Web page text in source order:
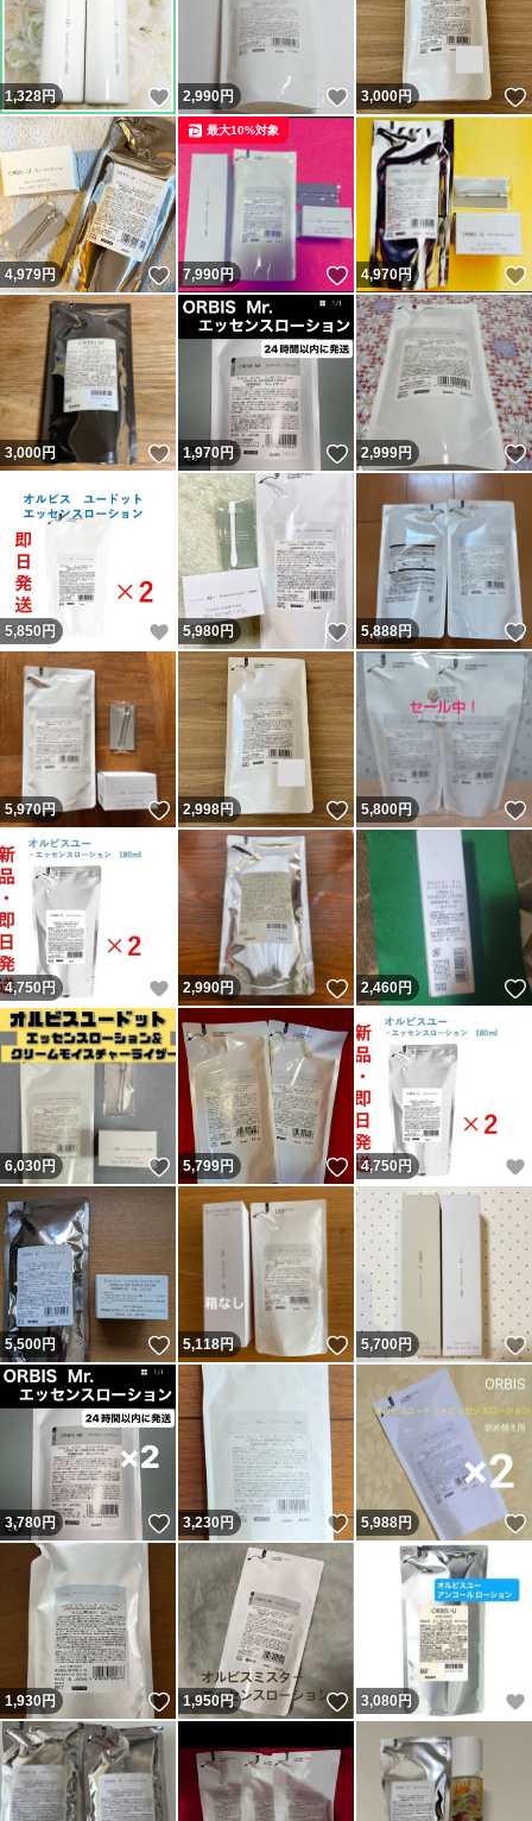
1,328円 いいね！
2,990円 いいね！
3,000円
4,979円 いいね！
7,990円 いいね！
最大10%対象
4,970円
3,000円 いいね！
1,970円 いいね！
2,999円
5,850 円 いいね！
5,980円 いいね！
5,888円
5,970円 いいね！
2,998円 いいね！
5,800円
4,750 円 いいね！
2,990円 いいね！
2,460円
6,030円 いいね！
5,799円 いいね！
4,750 円
5,500円 いいね！
5,118円 いいね！
5,700円
3,780円 いいね！
3,230円 いいね！
5,988円
1,930円 いいね！
1,950円 いいね！
3,080 円